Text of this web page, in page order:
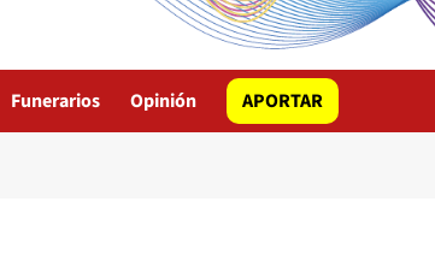
Funerarios Opinión APORTAR